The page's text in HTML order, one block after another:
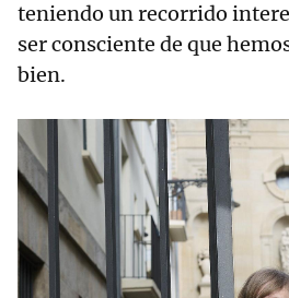
teniendo un recorrido
ser consciente de que
bien.